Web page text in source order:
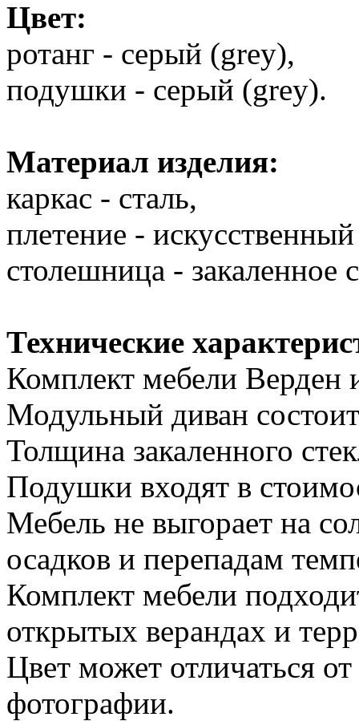
Цвет:
ротанг - серый (grey),
подушки - серый (grey).
Материал изделия:
каркас - сталь,
плетение - искусственный
столешница - закаленное
Технические
Комплект мебели Верден
Модульный диван
Толщина закаленного
Подушки входят в
Мебель не выгорает на
осадков и перепадам
Комплект мебели
открытых верандах и
Цвет может отличаться
фотографии.